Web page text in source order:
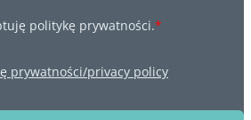
politykę prywatności.*
prywatności/privacy policy